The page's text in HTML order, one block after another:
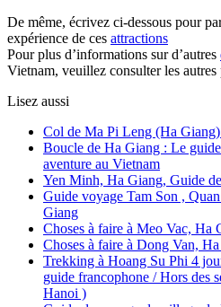
De même, écrivez ci-dessous pour
expérience de ces attractions
Pour plus d’informations sur d’autres
Vietnam, veuillez consulter les autres
Lisez aussi
Col de Ma Pi Leng (Ha
Boucle de Ha Giang : Le
aventure au Vietnam
Yen Minh, Ha Giang, Guide
Guide voyage Tam Son ,
Giang
Choses à faire à Meo Vac, Ha
Choses à faire à Dong Van,
Trekking à Hoang Su Phi 4
guide francophone / Hors des
Hanoi )